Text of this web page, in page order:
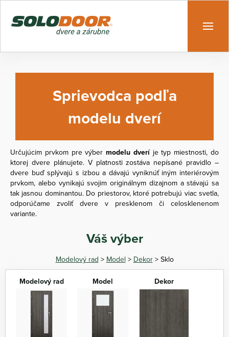
Sprievodca podľa
modelu dverí
Určujúcim prvkom pre výbermodelu dveríje typ miestnosti, do
ktorej dvere plánujete. V platnosti zostáva nepísané pravidlo –
dvere buď splývajú s izbou a dávajú vyniknúť iným interiérovým
prvkom, alebo vynikajú svojim originálnym dizajnom a stávajú sa
tak jasnou dominantou. Do priestorov, ktoré potrebujú viac svetla,
odporúčame zvoliť dvere v presklenom či celosklenenom
variante.
Váš výber
Modelový rad > Model > Dekor> Sklo
Modelový rad Model Dekor